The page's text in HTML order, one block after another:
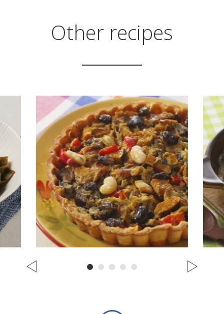
Other recipes